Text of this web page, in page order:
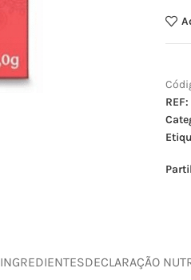
REF:
INGREDIENTESDECLARAÇÃO